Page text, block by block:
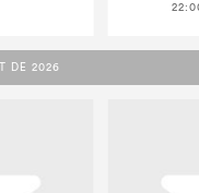
DE 2026
DE 2026